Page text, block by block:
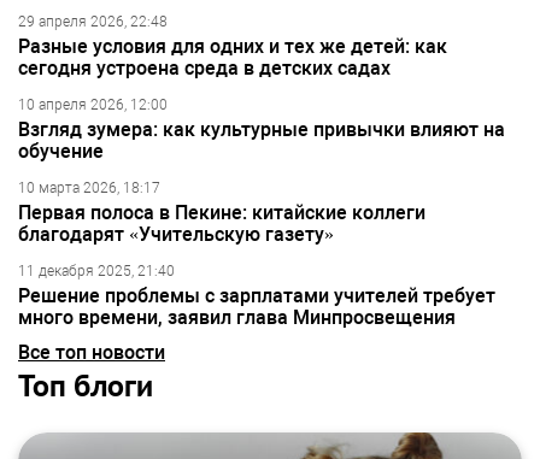
29 апреля 2026, 22:48
Разные условия для одних и тех же детей: как
сегодня устроена среда в детских садах
10 апреля 2026, 12:00
Взгляд зумера: как культурные привычки влияют на
обучение
10 марта 2026, 18:17
Первая полоса в Пекине: китайские коллеги
благодарят «Учительскую газету»
11 декабря 2025, 21:40
Решение проблемы с зарплатами учителей требует
много времени, заявил глава Минпросвещения
Все топ новости
Топ блоги